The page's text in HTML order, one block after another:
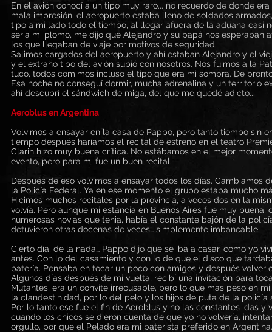
En el avión conocí a un tipo muy raro... no recuerdo de donde
mala impresión, el aeropuerto estaba lleno de soldados
tipo a mi lado todo el tiempo, al llegar afuera de la aduana casi
seria mi plomo, me dijo que Alejandro y su papá nos
los que llegaban de viaje por motivos de seguridad.
Salimos cargados del aeropuerto y ahí estaban Alejandro y el
y el extraño tipo del avión subió con nosotros. Nos fuimos a la
tuco, todos comimos incluso el tipo que era mi sombra. De
Esa noche no conseguí dormir, mucha adrenalina y un territorio
ahí descubrí el sándwich de miga, del que me quedé adicto...
Aeroblus en Argentina
Volvimos a ensayar en la casa de Pappo, pero tanto tiempo sin
tiempo después haríamos el recital de estreno en el teatro
Clarin hizo muy buena crítica. No estábamos en el mejor
evento, pero para mi fue un buen recital.
Después de eso volvimos a ensayar todos los días.
la Policía Federal. Ya en ese momento el grupo estaba mucho
Hicimos muchos recitales por la provincia, a veces dos en la
volvía. Pero aunque mi estancia en Buenos Aires fue muy
numerosas novias que tenia, había el constante bajón de la
detuvieron otras docenas de veces… simplemente imbancable.
Cierto día, de la nada… Pappo dijo que se iba a casar, como yo
antes. Con lo del casamiento y con lo de que el disco que
batería. Pensaba en tocar un poco con amigos y después volver
Algunos días después de mi vuelta, recibí una invitación para
Mutantes, era un convite irrecusable, pero lo que mas peso en
la clandestinidad, por lo del pelo y los hijos de puta de la
Por lo tanto ese fue el fin de Aeroblus y no las constantes idas
cuando los chicos se dieron cuenta de que yo no volvería,
orgullo, por que el Pelado era mi baterista preferido en Argentina.